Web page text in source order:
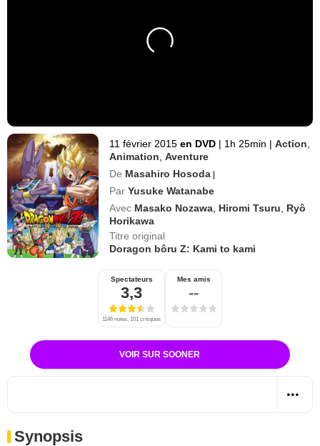
11 février 2015 en DVD | 1h 25min | Action
Animation ,Aventure
De Masahiro Hosoda |
Par Yusuke Watanabe
Avec Masako Nozawa Hiromi Tsuru
Ryô
Horikawa
Titre original
Doragon bôru Z: Kami to kami
Spectateurs
3,3
1146 notes, 101 critiques
Mes amis
--
VOIR SUR SOONER
Synopsis